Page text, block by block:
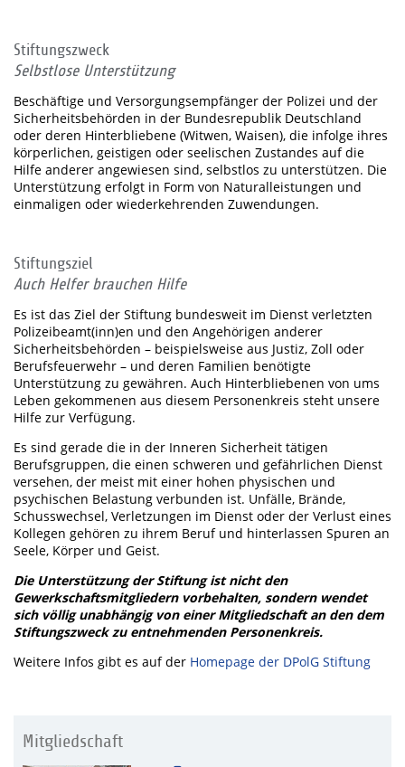
Stiftungszweck
Selbstlose Unterstützung
Beschäftige und Versorgungsempfänger der Polizei und der
Sicherheitsbehörden in der Bundesrepublik Deutschland
oder deren Hinterbliebene (Witwen, Waisen), die infolge ihres
körperlichen, geistigen oder seelischen Zustandes auf die
Hilfe anderer angewiesen sind, selbstlos zu unterstützen. Die
Unterstützung erfolgt in Form von Naturalleistungen und
einmaligen oder wiederkehrenden Zuwendungen.
Stiftungsziel
Auch Helfer brauchen Hilfe
Es ist das Ziel der Stiftung bundesweit im Dienst verletzten
Polizeibeamt(inn)en und den Angehörigen anderer
Sicherheitsbehörden – beispielsweise aus Justiz, Zoll oder
Berufsfeuerwehr – und deren Familien benötigte
Unterstützung zu gewähren. Auch Hinterbliebenen von ums
Leben gekommenen aus diesem Personenkreis steht unsere
Hilfe zur Verfügung.
Es sind gerade die in der Inneren Sicherheit tätigen
Berufsgruppen, die einen schweren und gefährlichen Dienst
versehen, der meist mit einer hohen physischen und
psychischen Belastung verbunden ist. Unfälle, Brände,
Schusswechsel, Verletzungen im Dienst oder der Verlust eines
Kollegen gehören zu ihrem Beruf und hinterlassen Spuren an
Seele, Körper und Geist.
Die Unterstützung der Stiftung ist nicht den
Gewerkschaftsmitgliedern vorbehalten, sondern wendet
sich völlig unabhängig von einer Mitgliedschaft an den dem
Stiftungszweck zu entnehmenden Personenkreis.
Weitere Infos gibt es auf der Homepage der DPolG Stiftung
Mitgliedschaft